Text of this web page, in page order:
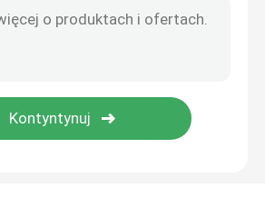
monitory pacjentów